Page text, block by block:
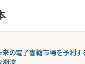
来の電子書籍市場を予測
潮流